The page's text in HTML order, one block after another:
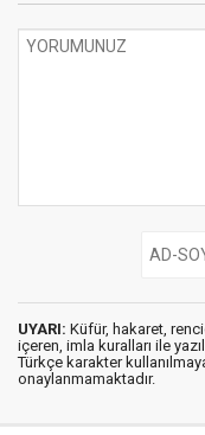
UYARI: Küfür, hakaret,
içeren, imla kuralları ile
Türkçe karakter
onaylanmamaktadır.